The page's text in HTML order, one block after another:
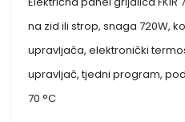
na zid ili strop, snaga 720W,
upravljača, elektronički
upravljač, tjedni program,
70 °C